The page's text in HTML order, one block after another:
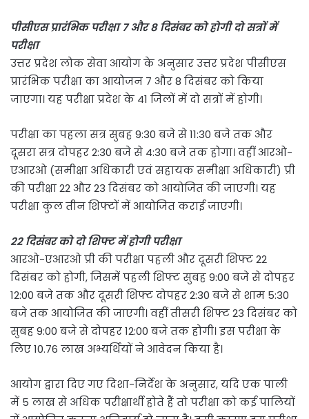
पीसीएस प्रारंभिक परीक्षा 7 और 8 दिसंबर को होगी दो सत्रों में
परीक्षा
उत्तर प्रदेश लोक सेवा आयोग के अनुसार उत्तर प्रदेश पीसीएस
प्रारंभिक परीक्षा का आयोजन 7 और 8 दिसंबर को किया
जाएगा। यह परीक्षा प्रदेश के 41 जिलों में दो सत्रों में होगी।
परीक्षा का पहला सत्र सुबह 9:30 बजे से 11:30 बजे तक और
दूसरा सत्र दोपहर 2:30 बजे से 4:30 बजे तक होगा। वहीं आरओ-
एआरओ (समीक्षा अधिकारी एवं सहायक समीक्षा अधिकारी) प्री
की परीक्षा 22 और 23 दिसंबर को आयोजित की जाएगी। यह
परीक्षा कुल तीन शिफ्टों में आयोजित कराई जाएगी।
22 दिसंबर को दो शिफ्ट में होगी परीक्षा
आरओ-एआरओ प्री की परीक्षा पहली और दूसरी शिफ्ट 22
दिसंबर को होगी, जिसमें पहली शिफ्ट सुबह 9:00 बजे से दोपहर
12:00 बजे तक और दूसरी शिफ्ट दोपहर 2:30 बजे से शाम 5:30
बजे तक आयोजित की जाएगी। वहीं तीसरी शिफ्ट 23 दिसंबर को
सुबह 9:00 बजे से दोपहर 12:00 बजे तक होगी। इस परीक्षा के
लिए 10.76 लाख अभ्यर्थियों ने आवेदन किया है।
आयोग द्वारा दिए गए दिशा-निर्देश के अनुसार, यदि एक पाली
में 5 लाख से अधिक परीक्षार्थी होते हैं तो परीक्षा को कई पालियों